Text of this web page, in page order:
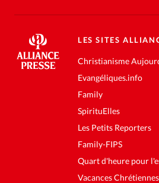
LES SITES
Christianisme
Evangéliques.info
Family
SpirituElles
Les Petits Reporters
Family-FIPS
Quart d'heure pour
Vacances Chrétiennes